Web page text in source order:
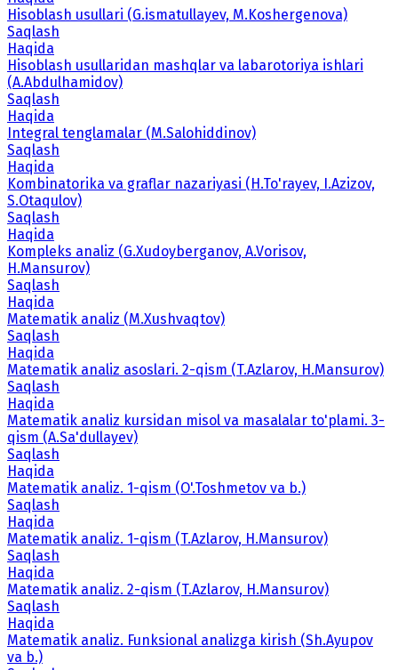
Hisoblash usullari (G.ismatullayev, M.Koshergenova)
Saqlash
Haqida
Hisoblash usullaridan mashqlar va labarotoriya ishlari
(A.Abdulhamidov)
Saqlash
Haqida
Integral tenglamalar (M.Salohiddinov)
Saqlash
Haqida
Kombinatorika va graflar nazariyasi (H.To'rayev, I.Azizov,
S.Otaqulov)
Saqlash
Haqida
Kompleks analiz (G.Xudoyberganov, A.Vorisov,
H.Mansurov)
Saqlash
Haqida
Matematik analiz (M.Xushvaqtov)
Saqlash
Haqida
Matematik analiz asoslari. 2-qism (T.Azlarov, H.Mansurov)
Saqlash
Haqida
Matematik analiz kursidan misol va masalalar to'plami. 3-
qism (A.Sa'dullayev)
Saqlash
Haqida
Matematik analiz. 1-qism (O'.Toshmetov va b.)
Saqlash
Haqida
Matematik analiz. 1-qism (T.Azlarov, H.Mansurov)
Saqlash
Haqida
Matematik analiz. 2-qism (T.Azlarov, H.Mansurov)
Saqlash
Haqida
Matematik analiz. Funksional analizga kirish (Sh.Ayupov
va b.)